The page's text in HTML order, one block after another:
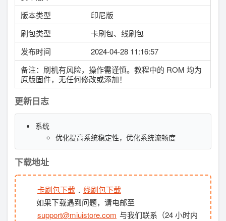
版本类型
印尼版
刷包类型
卡刷包、线刷包
发布时间
2024-04-28 11:16:57
备注：刷机有风险，操作需谨慎。教程中的 ROM 均为
原版固件，无任何修改或添加！
更新日志
系统
优化提高系统稳定性，优化系统流畅度
下载地址
卡刷包下载 . 线刷包下载
如果下载遇到问题，请电邮至
support@miuistore.com 与我们联系（24 小时内